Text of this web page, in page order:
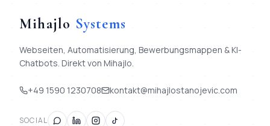
Mihajlo Systems
Webseiten, Automatisierung, Bewerbungsmappen & KI-
Chatbots. Direkt von Mihajlo.
+49 1590 1230708 kontakt@mihajlostanojevic.com
SOCIAL